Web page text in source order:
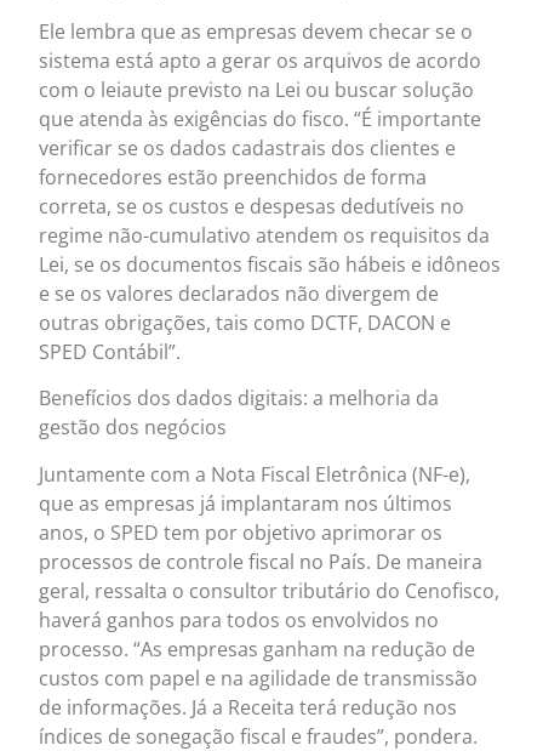
Ele lembra que as empresas devem checar se o
sistema está apto a gerar os arquivos de acordo
com o leiaute previsto na Lei ou buscar solução
que atenda às exigências do fisco. “É importante
verificar se os dados cadastrais dos clientes e
fornecedores estão preenchidos de forma
correta, se os custos e despesas dedutíveis no
regime não-cumulativo atendem os requisitos da
Lei, se os documentos fiscais são hábeis e idôneos
e se os valores declarados não divergem de
outras obrigações, tais como DCTF, DACON e
SPED Contábil”.
Benefícios dos dados digitais: a melhoria da
gestão dos negócios
Juntamente com a Nota Fiscal Eletrônica (NF-e),
que as empresas já implantaram nos últimos
anos, o SPED tem por objetivo aprimorar os
processos de controle fiscal no País. De maneira
geral, ressalta o consultor tributário do Cenofisco,
haverá ganhos para todos os envolvidos no
processo. “As empresas ganham na redução de
custos com papel e na agilidade de transmissão
de informações. Já a Receita terá redução nos
índices de sonegação fiscal e fraudes”, pondera.